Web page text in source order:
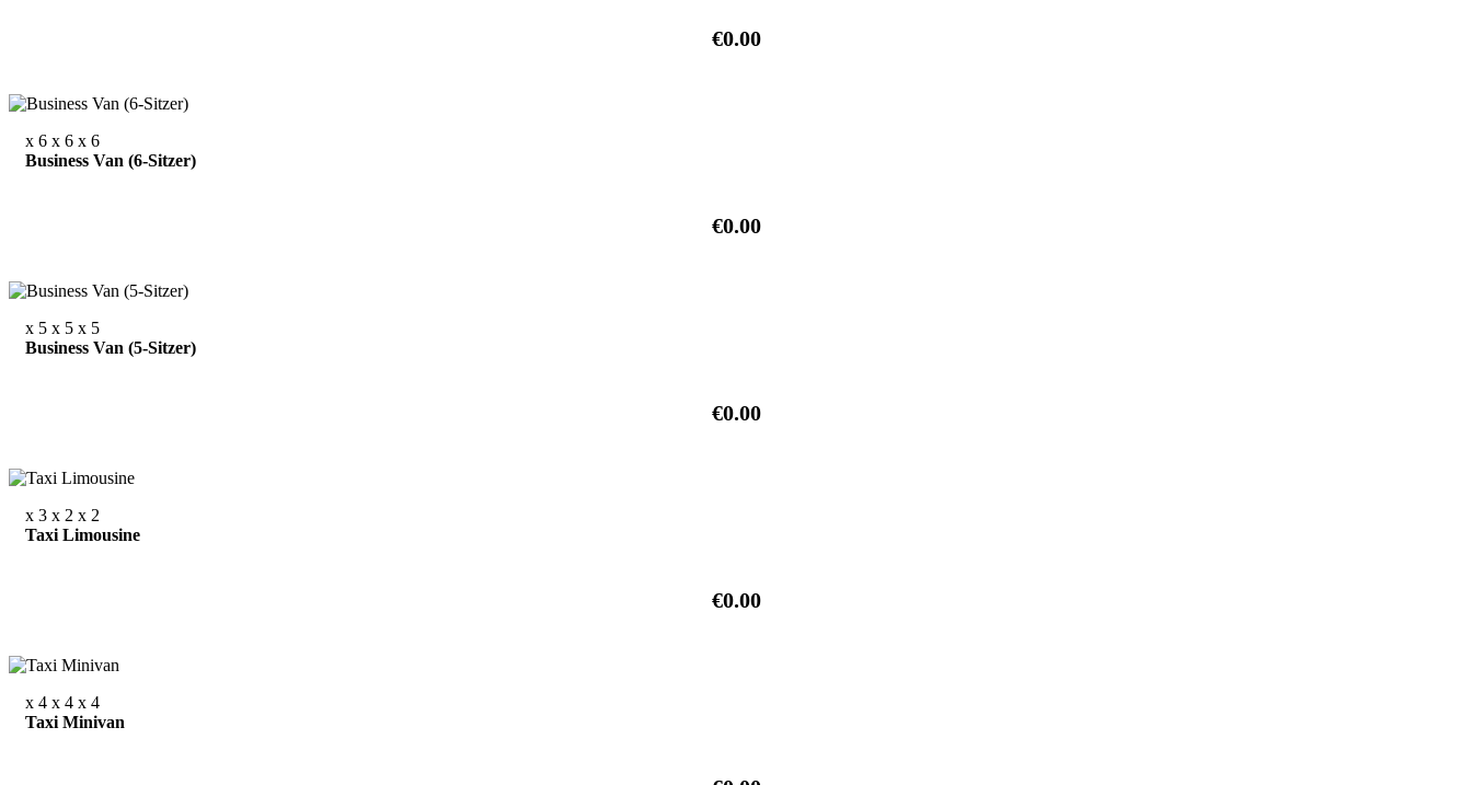
€0.00
x 6 x 6 x 6
Business Van (6-Sitzer)
€0.00
x 5 x 5 x 5
Business Van (5-Sitzer)
€0.00
x 3 x 2 x 2
Taxi Limousine
€0.00
x 4 x 4 x 4
Taxi Minivan